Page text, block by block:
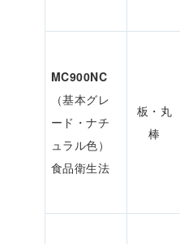
MC900NC
（基本グレ
ード・ナチ
ュラル色）
食品衛生法
板・丸
棒